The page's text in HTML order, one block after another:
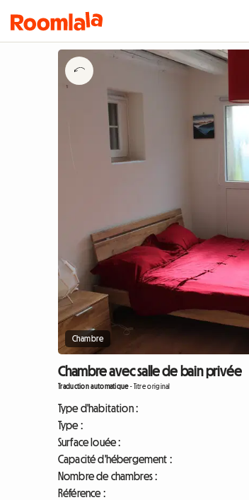
Chambre
Chambre avec salle de bain privée
Traduction automatique-Titre original
Type d'habitation :
Type :
Surface louée :
Capacité d'hébergement :
Nombre de chambres :
Référence :